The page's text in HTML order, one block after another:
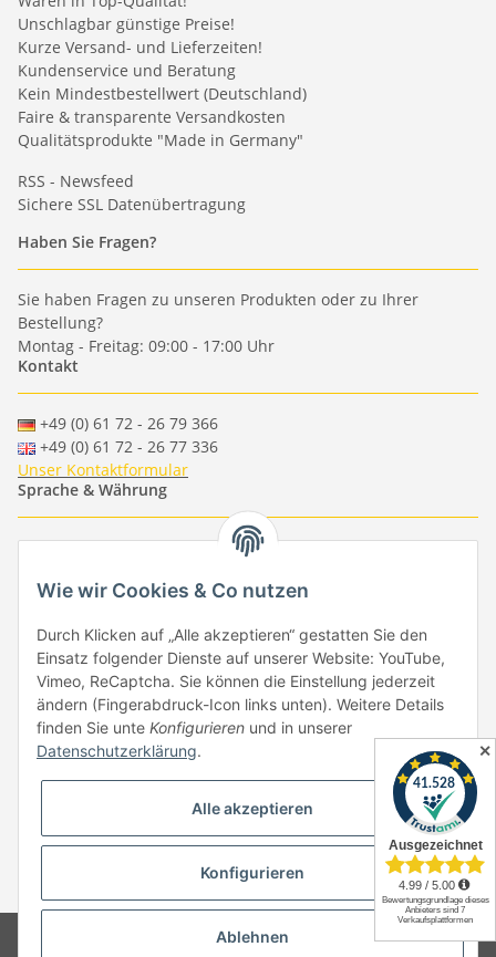
Unschlagbar günstige Preise!
Kurze Versand- und Lieferzeiten!
Kundenservice und Beratung
Kein Mindestbestellwert (Deutschland)
Faire & transparente Versandkosten
Qualitätsprodukte "Made in Germany"
RSS - Newsfeed
Sichere SSL Datenübertragung
Haben Sie Fragen?
Sie haben Fragen zu unseren Produkten oder zu Ihrer
Bestellung?
Montag - Freitag: 09:00 - 17:00 Uhr
Kontakt
+49 (0) 61 72 - 26 79 366
+49 (0) 61 72 - 26 77 336
Unser Kontaktformular
Sprache & Währung
- - -
-
EUR-GBP-USD-CHF
Händlerbund
Vertrag widerrufen
* Alle Preise inkl. gesetzlicher USt., zzgl.Versand
© Copyright by Paper-Media - (2006-2026)
Design & Motivpapier -
✕
Wie wir Cookies & Co nutzen
Durch Klicken auf „Alle akzeptieren“ gestatten Sie den
Einsatz folgender Dienste auf unserer Website: YouTube,
Vimeo, ReCaptcha. Sie können die Einstellung jederzeit
ändern (Fingerabdruck-Icon links unten). Weitere Details
finden Sie unte Konfigurieren und in unserer
Datenschutzerklärung.
Alle akzeptieren
Konfigurieren
Ablehnen